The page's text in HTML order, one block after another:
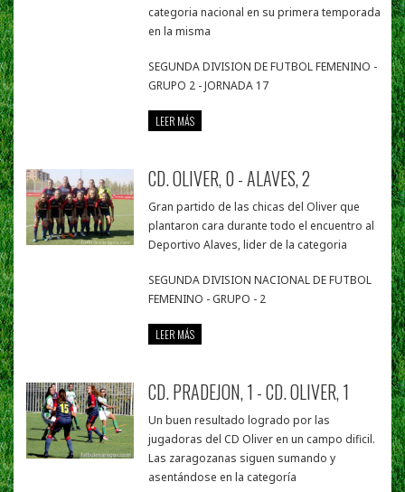
categoria nacional en su primera temporada
en la misma
SEGUNDA DIVISION DE FUTBOL FEMENINO -
GRUPO 2 - JORNADA 17
LEER MÁS
CD. OLIVER, 0 - ALAVES, 2
Gran partido de las chicas del Oliver que
plantaron cara durante todo el encuentro al
Deportivo Alaves, lider de la categoria
SEGUNDA DIVISION NACIONAL DE FUTBOL
FEMENINO - GRUPO - 2
LEER MÁS
CD. PRADEJON, 1 - CD. OLIVER, 1
Un buen resultado logrado por las
jugadoras del CD Oliver en un campo dificil.
Las zaragozanas siguen sumando y
asentándose en la categoría